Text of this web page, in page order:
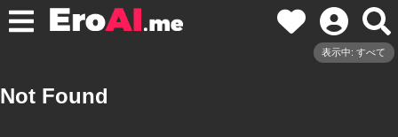
表示中: すべて
Not Found